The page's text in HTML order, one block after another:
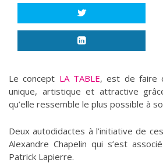
Le concept LA TABLE, est de faire
unique, artistique et attractive
qu’elle ressemble le plus possible à
Deux autodidactes à l’initiative de
Alexandre Chapelin qui s’est
Patrick Lapierre.